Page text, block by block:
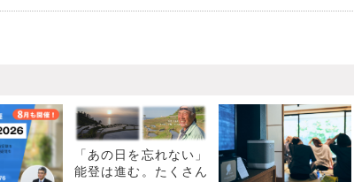
「あの日を忘れない」
能登は進む。たくさん